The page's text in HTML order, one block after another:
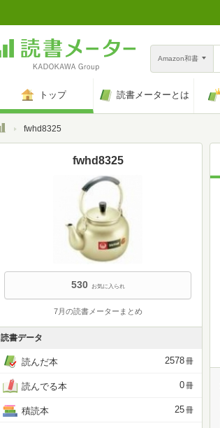
Amazon和書
トップ 読書メーターとは
トップfwhd8325
fwhd8325
530 お気に入られ
7月の読書メーターまとめ
読書データ
読んだ本 2578冊
読んでる本 0冊
積読本 25冊